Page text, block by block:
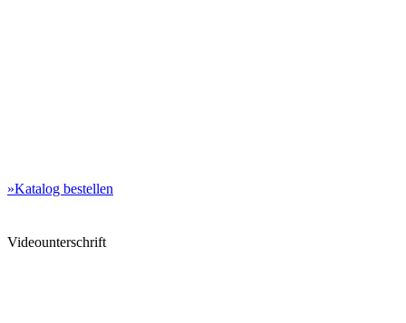
»Katalog bestellen
Videounterschrift